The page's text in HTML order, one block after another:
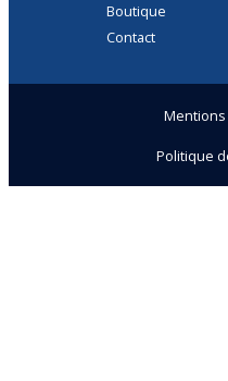
Boutique
Contact
Mentions
Politique